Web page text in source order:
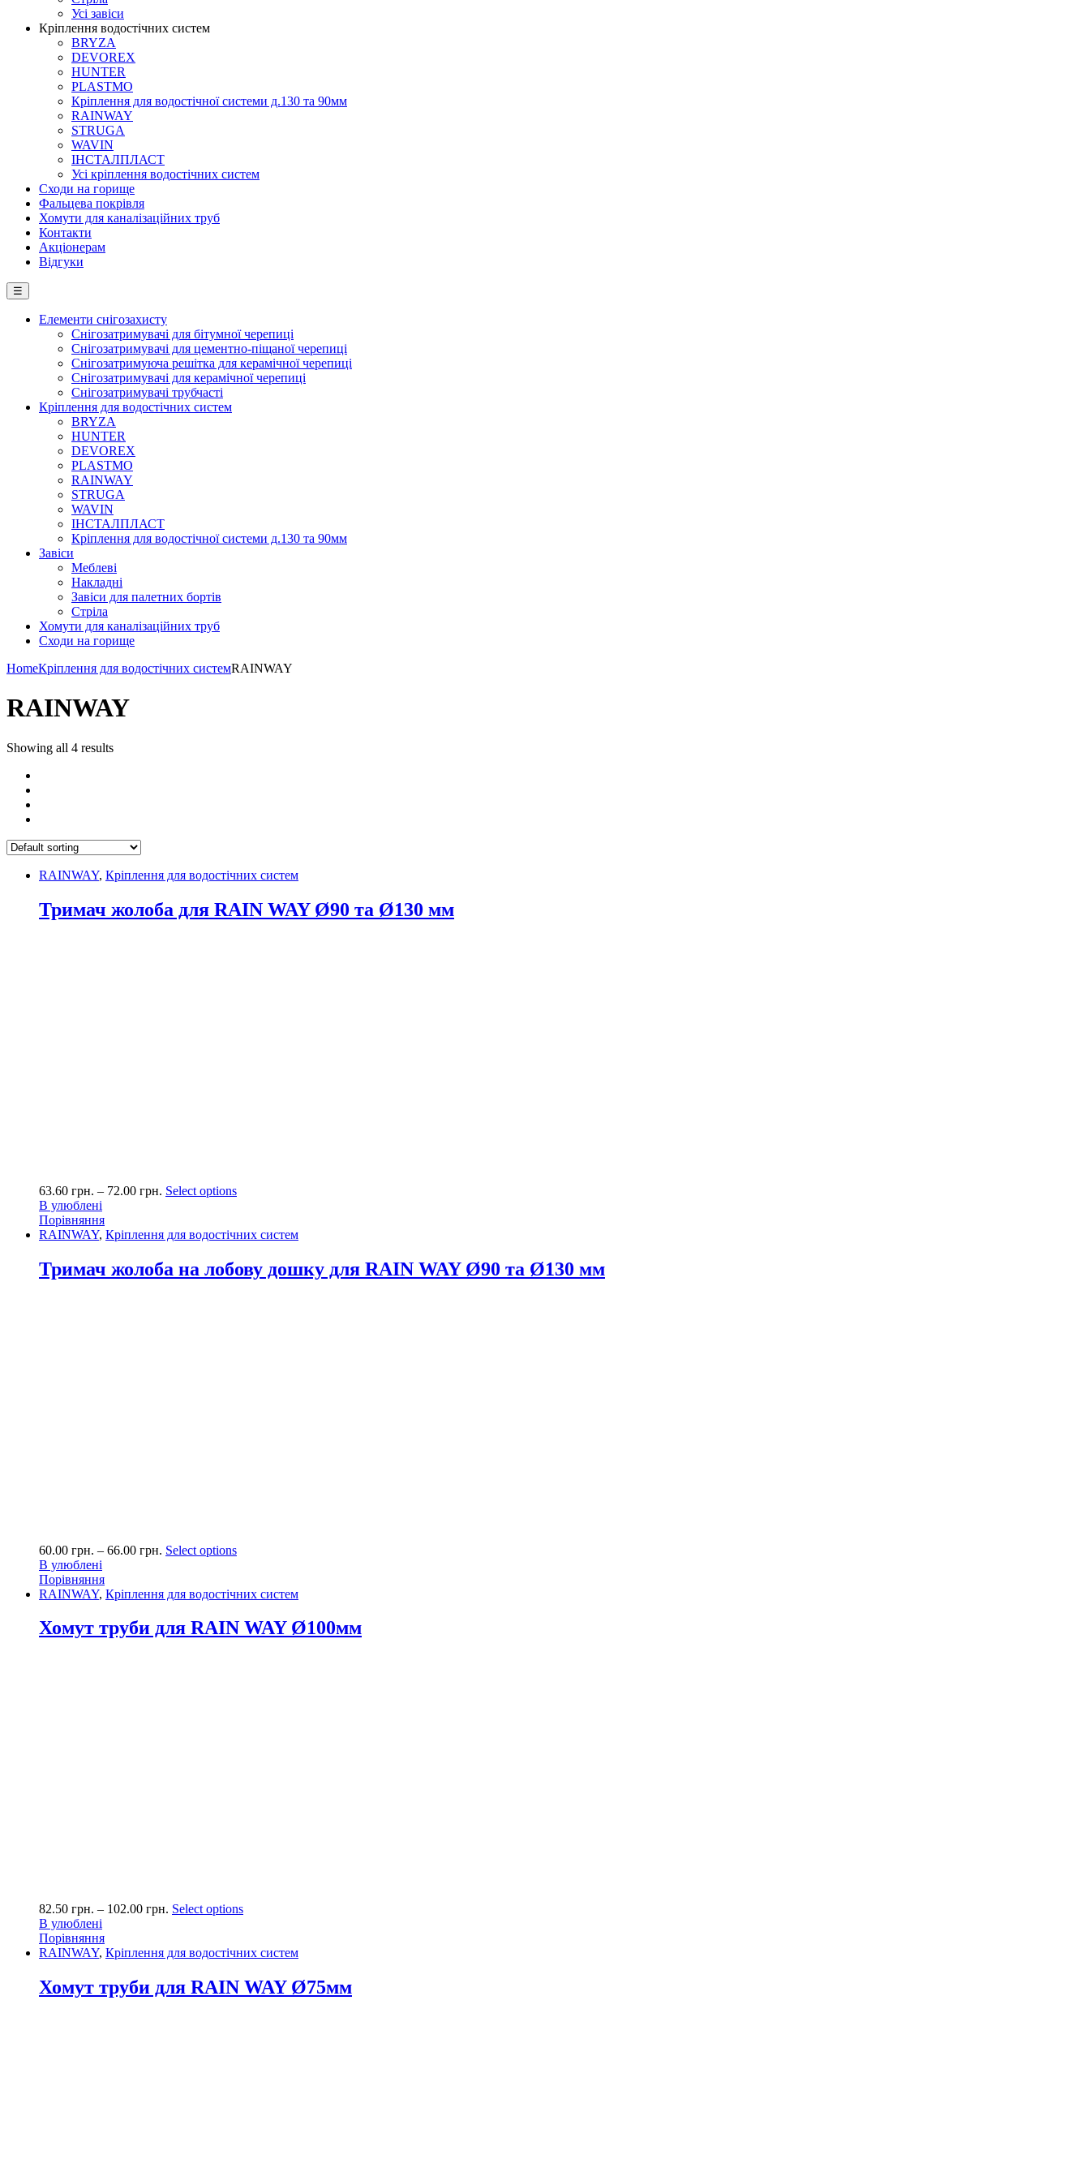
Усі завіси
Кріплення водостічних систем
BRYZA
DEVOREX
HUNTER
PLASTMO
Кріплення для водостічної системи д.130 та 90мм
RAINWAY
STRUGA
WAVIN
ІНСТАЛПЛАСТ
Усі кріплення водостічних систем
Сходи на горище
Фальцева покрівля
Хомути для каналізаційних труб
Контакти
Акціонерам
Відгуки
☰
Елементи снігозахисту
Снігозатримувачі для бітумної черепиці
Снігозатримувачі для цементно-піщаної черепиці
Снігозатримуюча решітка для керамічної черепиці
Снігозатримувачі для керамічної черепиці
Снігозатримувачі трубчасті
Кріплення для водостічних систем
BRYZA
HUNTER
DEVOREX
PLASTMO
RAINWAY
STRUGA
WAVIN
ІНСТАЛПЛАСТ
Кріплення для водостічної системи д.130 та 90мм
Завіси
Меблеві
Накладні
Завіси для палетних бортів
Стріла
Хомути для каналізаційних труб
Сходи на горище
HomeКріплення для водостічних системRAINWAY
RAINWAY
Showing all 4 results
RAINWAY, Кріплення для водостічних систем
Тримач жолоба для RAIN WAY Ø90 та Ø130 мм
63.60 грн. – 72.00 грн. Select options
В улюблені
Порівняння
RAINWAY, Кріплення для водостічних систем
Тримач жолоба на лобову дошку для RAIN WAY Ø90 та Ø130 мм
60.00 грн. – 66.00 грн. Select options
В улюблені
Порівняння
RAINWAY, Кріплення для водостічних систем
Хомут труби для RAIN WAY Ø100мм
82.50 грн. – 102.00 грн. Select options
В улюблені
Порівняння
RAINWAY, Кріплення для водостічних систем
Хомут труби для RAIN WAY Ø75мм